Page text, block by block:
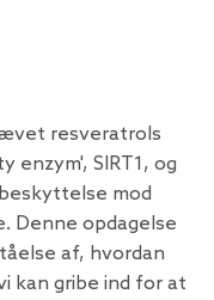
resveratrols
SIRT1, og
mod
Denne opdagelse
af, hvordan
kan gribe ind for at